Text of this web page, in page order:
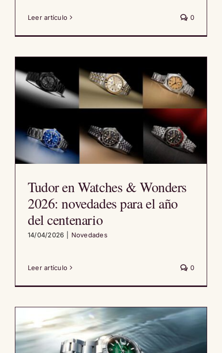
Leer artículo 0
Tudor en Watches & Wonders
2026: novedades para el año
del centenario
14/04/2026 Novedades
Leer artículo 0